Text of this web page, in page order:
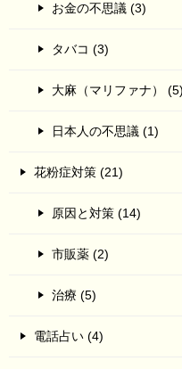
お金の不思議 (3)
タバコ (3)
大麻（マリファナ） (5)
日本人の不思議 (1)
花粉症対策 (21)
原因と対策 (14)
市販薬 (2)
治療 (5)
電話占い (4)